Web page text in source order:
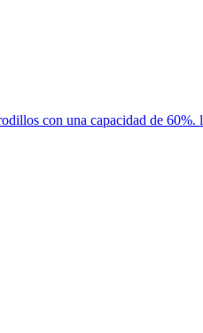
con una capacidad de